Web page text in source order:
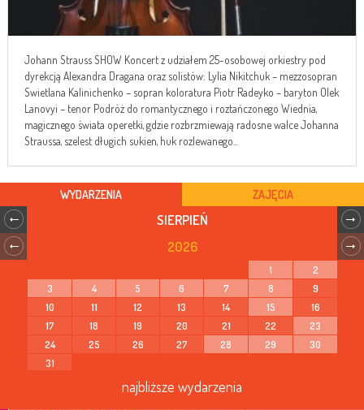
Johann Strauss SHOW Koncert z udziałem 25-osobowej orkiestry pod
dyrekcją Alexandra Dragana oraz solistów: Lylia Nikitchuk – mezzosopran
Swietlana Kalinichenko – sopran koloratura Piotr Radeyko – baryton Olek
Lanovyi – tenor Podróż do romantycznego i roztańczonego Wiednia,
magicznego świata operetki, gdzie rozbrzmiewają radosne walce Johanna
Straussa, szelest długich sukien, huk rozlewanego...
WYDARZENIA ZAJĘCIA
SIERPIEŃ
2026
1
2
3
4 5 6 7 8
9
10
11 12 13 14 15
16
17
18 19 20 21 22
23
24
25 26 27 28 29
30
31
najbliższe wydarzenia